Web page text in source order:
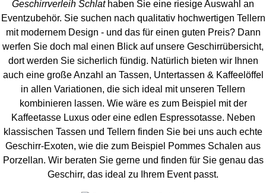
Geschirrverleih Schlathaben Sie eine riesige Auswahl an
Eventzubehör. Sie suchen nach qualitativ hochwertigen Tellern
mit modernem Design - und das für einen guten Preis? Dann
werfen Sie doch mal einen Blick auf unsere Geschirrübersicht,
dort werden Sie sicherlich fündig. Natürlich bieten wir Ihnen
auch eine große Anzahl an Tassen, Untertassen & Kaffeelöffel
in allen Variationen, die sich ideal mit unseren Tellern
kombinieren lassen. Wie wäre es zum Beispiel mit der
Kaffeetasse Luxus oder eine edlen Espressotasse. Neben
klassischen Tassen und Tellern finden Sie bei uns auch echte
Geschirr-Exoten, wie die zum Beispiel Pommes Schalen aus
Porzellan. Wir beraten Sie gerne und finden für Sie genau das
Geschirr, das ideal zu Ihrem Event passt.